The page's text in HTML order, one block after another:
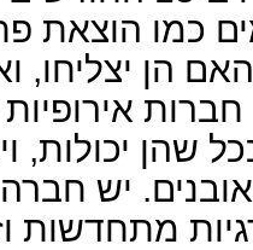
כמו הוצאת
הן יצליחו,
שהן יכולות,
יש
מתחדשות